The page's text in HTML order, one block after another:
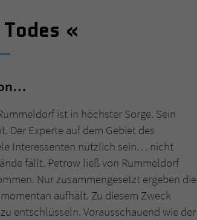
ist in höchster Sorge. Sein
Der Experte auf dem Gebiet des
Interessenten nützlich sein… nicht
fällt. Petrow ließ von Rummeldorf
Nur zusammengesetzt ergeben die
aufhält. Zu diesem Zweck
entschlüsseln. Vorausschauend wie der
tx_pwcomments_ahash
Cookie für Kommentare einzelner Buchtitel
fe_typo_user
Literatur-Couch Medien GmbH & Co. KG
Session